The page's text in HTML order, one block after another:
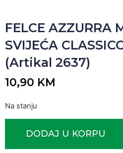
FELCE AZZURRA
SVIJEĆA
(Artikal 2637)
10,90 KM
Na stanju
DODAJ U KORPU